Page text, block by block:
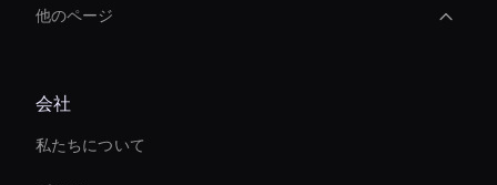
他のページ
AI ビデオミームジェネレーター
AI ビデオオブジェクトリムーバー
会社
私たちについて